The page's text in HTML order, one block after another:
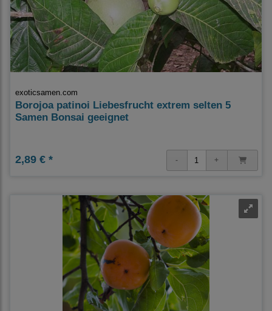
exoticsamen.com
Borojoa patinoi Liebesfrucht extrem selten 5
Samen Bonsai geeignet
2,89 € *